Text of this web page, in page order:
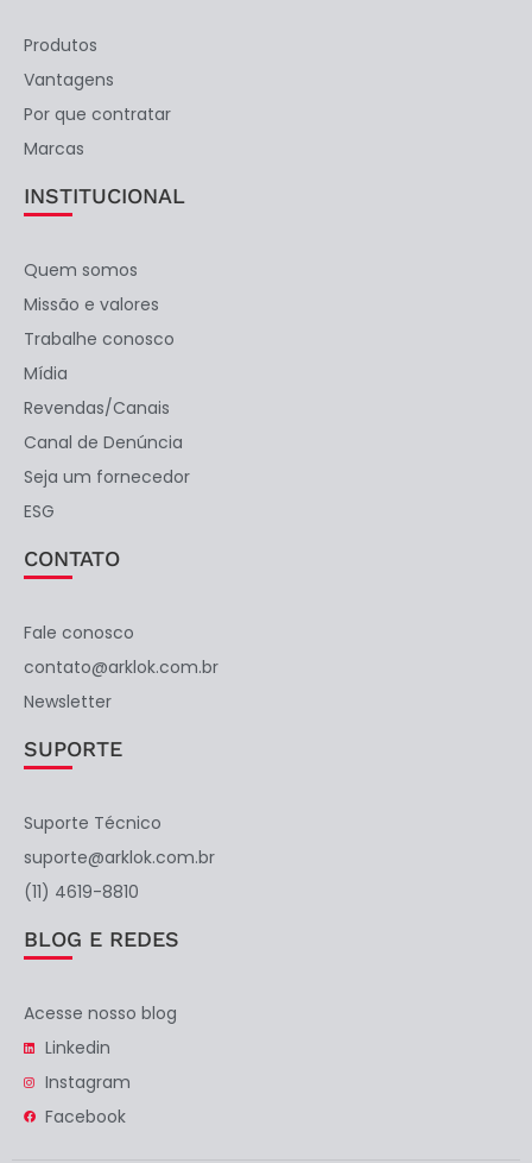
Produtos
Vantagens
Por que contratar
Marcas
INSTITUCIONAL
Quem somos
Missão e valores
Trabalhe conosco
Mídia
Revendas/Canais
Canal de Denúncia
Seja um fornecedor
ESG
CONTATO
Fale conosco
contato@arklok.com.br
Newsletter
SUPORTE
Suporte Técnico
suporte@arklok.com.br
(11) 4619-8810
BLOG E REDES
Acesse nosso blog
Linkedin
Instagram
Facebook